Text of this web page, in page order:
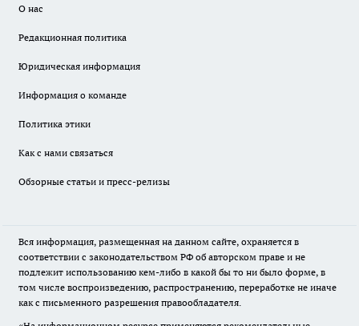
О нас
Редакционная политика
Юридическая информация
Информация о команде
Политика этики
Как с нами связаться
Обзорные статьи и пресс-релизы
Вся информация, размещенная на данном сайте, охраняется в
соответствии с законодательством РФ об авторском праве и не
подлежит использованию кем-либо в какой бы то ни было форме, в
том числе воспроизведению, распространению, переработке не иначе
как с письменного разрешения правообладателя.